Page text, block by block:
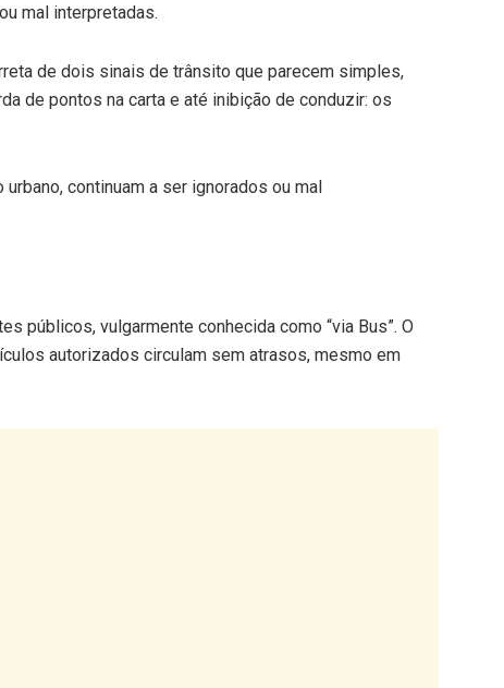
mal interpretadas.
de dois sinais de trânsito que parecem simples,
de pontos na carta e até inibição de conduzir: os
continuam a ser ignorados ou mal
públicos, vulgarmente conhecida como “via Bus”. O
autorizados circulam sem atrasos, mesmo em